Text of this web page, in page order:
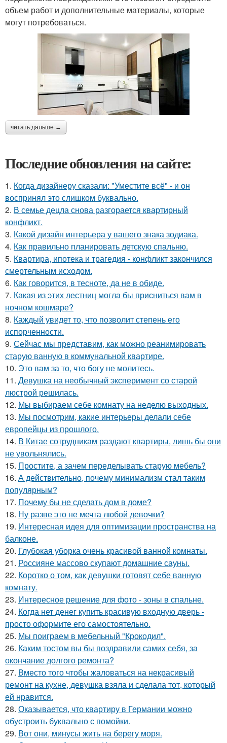
объем работ и дополнительные материалы, которые
могут потребоваться.
читать дальше →
Последние обновления на сайте:
1. Когда дизайнеру сказали: "Уместите всё" - и он
воспринял это слишком буквально.
2. В семье децла снова разгорается квартирный
конфликт.
3. Какой дизайн интерьера у вашего знака зодиака.
4. Как правильно планировать детскую спальню.
5. Квартира, ипотека и трагедия - конфликт закончился
смертельным исходом.
6. Как говорится, в тесноте, да не в обиде.
7. Какая из этих лестниц могла бы присниться вам в
ночном кошмаре?
8. Каждый увидет то, что позволит степень его
испорченности.
9. Сейчас мы представим, как можно реанимировать
старую ванную в коммунальной квартире.
10. Это вам за то, что богу не молитесь.
11. Девушка на необычный эксперимент со старой
люстрой решилась.
12. Мы выбираем себе комнату на неделю выходных.
13. Мы посмотрим, какие интерьеры делали себе
европейцы из прошлого.
14. В Китае сотрудникам раздают квартиры, лишь бы они
не увольнялись.
15. Простите, а зачем переделывать старую мебель?
16. А действительно, почему минимализм стал таким
популярным?
17. Почему бы не сделать дом в доме?
18. Ну разве это не мечта любой девочки?
19. Интересная идея для оптимизации пространства на
балконе.
20. Глубокая уборка очень красивой ванной комнаты.
21. Россияне массово скупают домашние сауны.
22. Коротко о том, как девушки готовят себе ванную
комнату.
23. Интересное решение для фото - зоны в спальне.
24. Когда нет денег купить красивую входную дверь -
просто оформите его самостоятельно.
25. Мы поиграем в мебельный "Крокодил".
26. Каким тостом вы бы поздравили самих себя, за
окончание долгого ремонта?
27. Вместо того чтобы жаловаться на некрасивый
ремонт на кухне, девушка взяла и сделала тот, который
ей нравится.
28. Оказывается, что квартиру в Германии можно
обустроить буквально с помойки.
29. Вот они, минусы жить на берегу моря.